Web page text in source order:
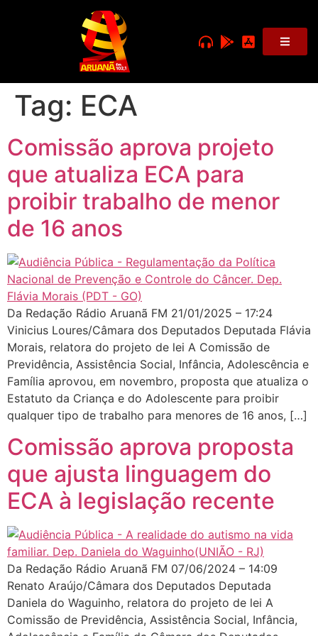
Tag: ECA
Comissão aprova projeto
que atualiza ECA para
proibir trabalho de menor
de 16 anos
Da Redação Rádio Aruanã FM 21/01/2025 – 17:24
Vinicius Loures/Câmara dos Deputados Deputada Flávia
Morais, relatora do projeto de lei A Comissão de
Previdência, Assistência Social, Infância, Adolescência e
Família aprovou, em novembro, proposta que atualiza o
Estatuto da Criança e do Adolescente para proibir
qualquer tipo de trabalho para menores de 16 anos, […]
Comissão aprova proposta
que ajusta linguagem do
ECA à legislação recente
Da Redação Rádio Aruanã FM 07/06/2024 – 14:09
Renato Araújo/Câmara dos Deputados Deputada
Daniela do Waguinho, relatora do projeto de lei A
Comissão de Previdência, Assistência Social, Infância,